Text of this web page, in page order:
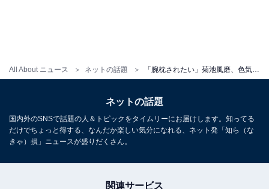
All About ニュース ネットの話題
ネットの話題
国内外のSNSで話題の人＆トピックをタイムリーにお届けします。知ってる
だけでちょっと得する、なんだか楽しい気分になれる、ネット発「知ら（な
きゃ）損」ニュースが盛りだくさん。
関連サービス